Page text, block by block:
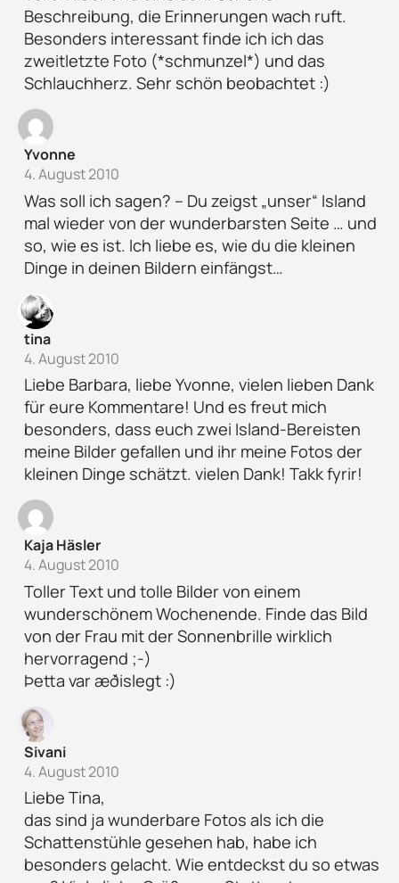
Beschreibung, die Erinnerungen wach ruft.
Besonders interessant finde ich ich das
zweitletzte Foto (*schmunzel*) und das
Schlauchherz. Sehr schön beobachtet :)
Yvonne
4. August 2010
Was soll ich sagen? – Du zeigst „unser“ Island
mal wieder von der wunderbarsten Seite … und
so, wie es ist. Ich liebe es, wie du die kleinen
Dinge in deinen Bildern einfängst…
tina
4. August 2010
Liebe Barbara, liebe Yvonne, vielen lieben Dank
für eure Kommentare! Und es freut mich
besonders, dass euch zwei Island-Bereisten
meine Bilder gefallen und ihr meine Fotos der
kleinen Dinge schätzt. vielen Dank! Takk fyrir!
Kaja Häsler
4. August 2010
Toller Text und tolle Bilder von einem
wunderschönem Wochenende. Finde das Bild
von der Frau mit der Sonnenbrille wirklich
hervorragend ;-)
Þetta var æðislegt :)
Sivani
4. August 2010
Liebe Tina,
das sind ja wunderbare Fotos als ich die
Schattenstühle gesehen hab, habe ich
besonders gelacht. Wie entdeckst du so etwas